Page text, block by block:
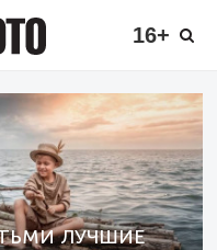
16+
ЛУЧШИЕ